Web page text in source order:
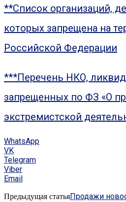
**Список организаций,
которых запрещена на
Российской Федерации
***Перечень НКО,
запрещенных по ФЗ «О
экстремистской
WhatsApp
VK
Telegram
Viber
Email
Предыдущая статьяПродажи